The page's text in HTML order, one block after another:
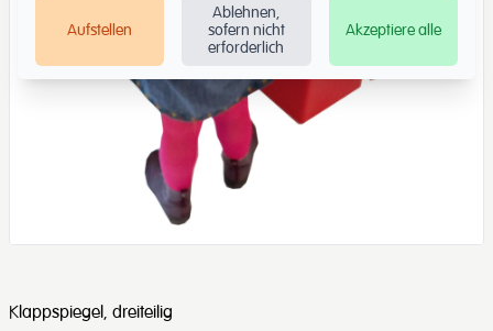
Klappspiegel, dreiteilig
Aufstellen
Ablehnen,
sofern nicht
erforderlich
Akzeptiere alle